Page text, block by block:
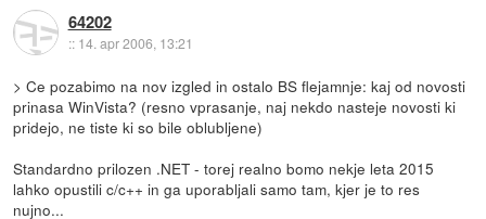
64202
:: 14. apr 2006, 13:21
> Ce pozabimo na nov izgled in ostalo BS flejamnje: kaj od novosti
prinasa WinVista? (resno vprasanje, naj nekdo nasteje novosti ki
pridejo, ne tiste ki so bile oblubljene)
Standardno prilozen .NET - torej realno bomo nekje leta 2015
lahko opustili c/c++ in ga uporabljali samo tam, kjer je to res
nujno...